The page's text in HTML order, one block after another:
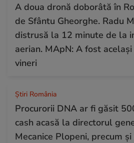
A doua dronă doborâtă în
de Sfântu Gheorghe. Radu
distrusă la 12 minute de la
aerian. MApN: A fost
vineri
Știri România
Procurorii DNA ar fi găsit
cash acasă la directorul
Mecanice Plopeni, precum